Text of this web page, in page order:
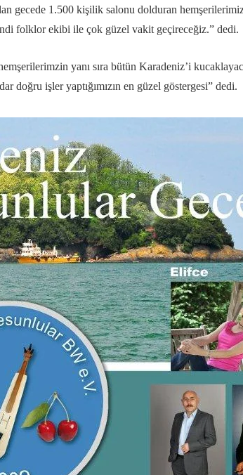
gecede 1.500 kişilik salonu dolduran
folklor ekibi ile çok güzel vakit geçireceğiz.” dedi.
yanı sıra bütün Karadeniz’i
doğru işler yaptığımızın en güzel göstergesi” dedi.